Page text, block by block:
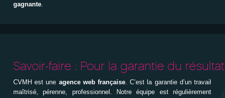
gagnante.
Savoir-faire : Pour la garantie du résultat
CVMH est une agence web française. C’est la garantie d’un travail
maîtrisé, pérenne, professionnel. Notre équipe est régulièrement